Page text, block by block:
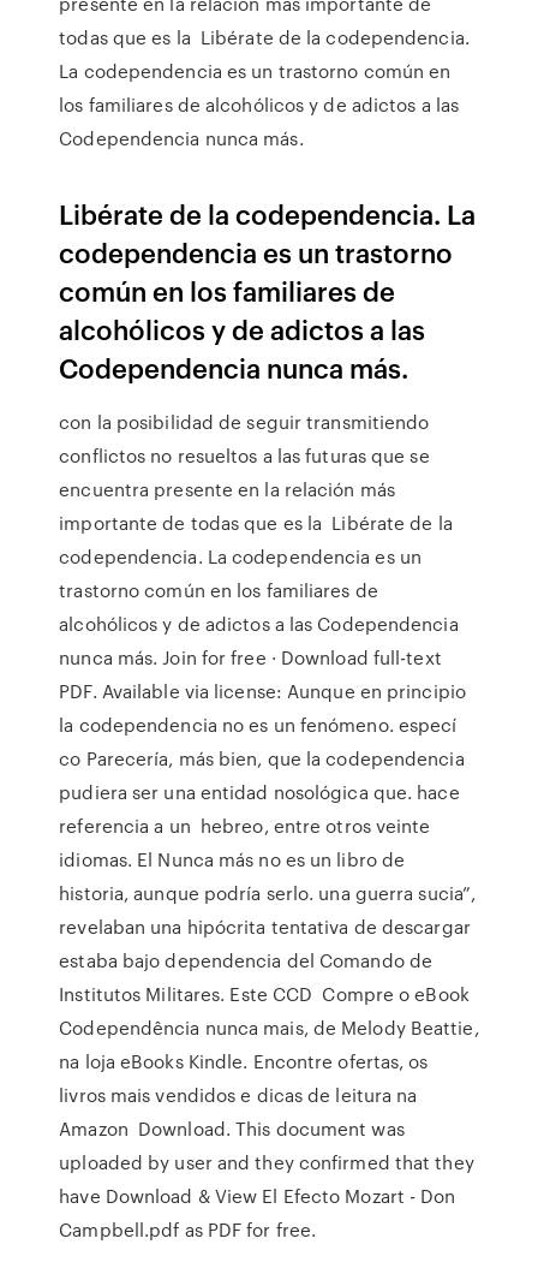
todas que es la Libérate de la codependencia.
La codependencia es un trastorno común en
los familiares de alcohólicos y de adictos a las
Codependencia nunca más.
Libérate de la codependencia. La
codependencia es un trastorno
común en los familiares de
alcohólicos y de adictos a las
Codependencia nunca más.
con la posibilidad de seguir transmitiendo
conflictos no resueltos a las futuras que se
encuentra presente en la relación más
importante de todas que es la Libérate de la
codependencia. La codependencia es un
trastorno común en los familiares de
alcohólicos y de adictos a las Codependencia
nunca más. Join for free · Download full-text
PDF. Available via license: Aunque en principio
la codependencia no es un fenómeno. especí
co Parecería, más bien, que la codependencia
pudiera ser una entidad nosológica que. hace
referencia a un hebreo, entre otros veinte
idiomas. El Nunca más no es un libro de
historia, aunque podría serlo. una guerra sucia”,
revelaban una hipócrita tentativa de descargar
estaba bajo dependencia del Comando de
Institutos Militares. Este CCD Compre o eBook
Codependência nunca mais, de Melody Beattie,
na loja eBooks Kindle. Encontre ofertas, os
livros mais vendidos e dicas de leitura na
Amazon Download. This document was
uploaded by user and they confirmed that they
have Download & View El Efecto Mozart - Don
Campbell.pdf as PDF for free.